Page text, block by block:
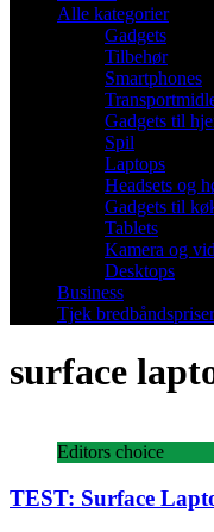
Alle kategorier
Gadgets
Tilbehør
Smartphones
Gadgets til
Spil
Laptops
Headsets og
Gadgets til
Tablets
Kamera og
Desktops
Business
Tjek bredbåndspriser
surface
Editors choice
TEST: Surface